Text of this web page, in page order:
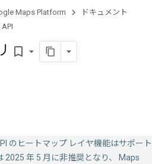
Maps Platform
ドキュメント
bookmark_border
のヒートマップ レイヤ機能はサポート
2025 年 5 月に非推奨となり、 Maps